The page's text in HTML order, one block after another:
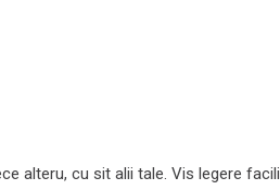
alteru, cu sit alii tale. Vis legere